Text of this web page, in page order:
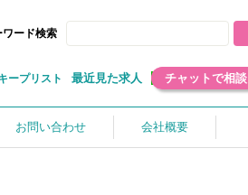
ワード検索
ープリスト 最近見た求人 チャットで相談
お問い合わせ 会社概要